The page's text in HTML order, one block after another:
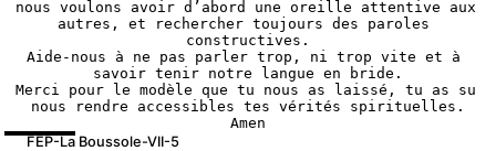
nous voulons avoir d’abord une oreille attentive aux
autres, et rechercher toujours des paroles
constructives.
Aide-nous à ne pas parler trop, ni trop vite et à
savoir tenir notre langue en bride.
Merci pour le modèle que tu nous as laissé, tu as su
nous rendre accessibles tes vérités spirituelles.
Amen
FEP-La Boussole-VII-5